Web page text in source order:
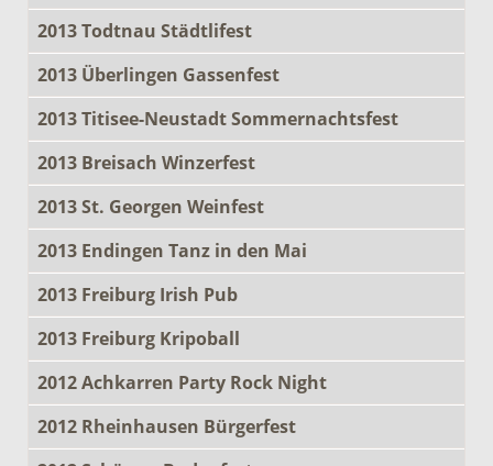
2013 Todtnau Städtlifest
2013 Überlingen Gassenfest
2013 Titisee-Neustadt Sommernachtsfest
2013 Breisach Winzerfest
2013 St. Georgen Weinfest
2013 Endingen Tanz in den Mai
2013 Freiburg Irish Pub
2013 Freiburg Kripoball
2012 Achkarren Party Rock Night
2012 Rheinhausen Bürgerfest